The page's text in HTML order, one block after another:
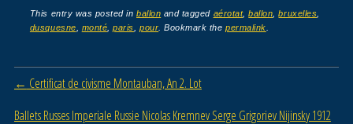
c
e
b
o
o
tt
er
ail
ta
g
er
This entry was posted inballon and tagged aérotat,ballon ,bruxelles
dusquesne
monté ,paris ,pour . Bookmark thepermalink
Post navigation
← Certificat de civisme Montauban, An 2. Lot
Ballets Russes Imperiale Russie Nicolas Kremnev Serge Grigoriev Nijinsky 1912